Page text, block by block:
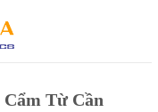
Từ Cần